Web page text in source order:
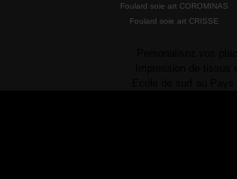
Foulard soie art COROMINAS
Foulard soie art CRISSE